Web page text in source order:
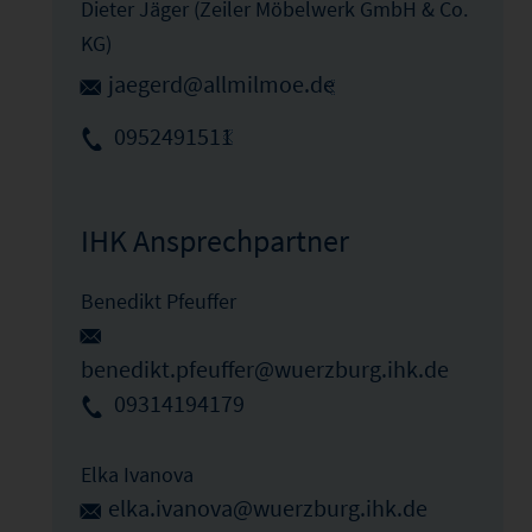
Dieter Jäger (Zeiler Möbelwerk GmbH & Co.
KG)
jaegerd@allmilmoe.de
0952491511
IHK Ansprechpartner
Benedikt Pfeuffer
benedikt.pfeuffer@wuerzburg.ihk.de
09314194179
Elka Ivanova
elka.ivanova@wuerzburg.ihk.de